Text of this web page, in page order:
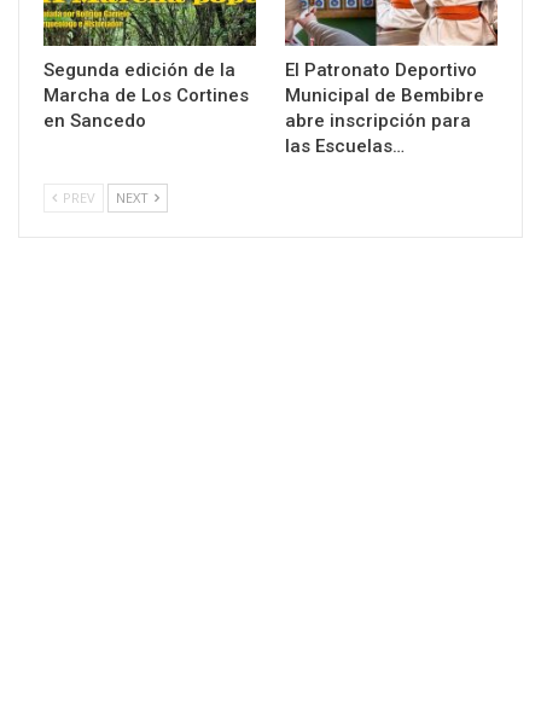
Segunda edición de la
Marcha de Los Cortines
en Sancedo
El Patronato Deportivo
Municipal de Bembibre
abre inscripción para
las Escuelas…
PREV NEXT